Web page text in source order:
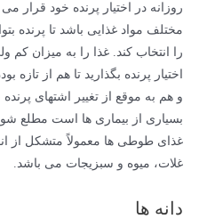
روزانه در اختیار پرنده خود قرار می
مختلف مواد غذایی باشد تا پرنده
را انتخاب کند. غذا را به میزان کم
اختیار پرنده بگذارید تا هم از تازه
و هم به موقع از تغییر اشتهای پرنده
بسیاری از بیماری ها است مطلع
غذای طوطی ها معمولاً متشکل از
غلات، میوه و سبزیجات می باشد.
دانه ها